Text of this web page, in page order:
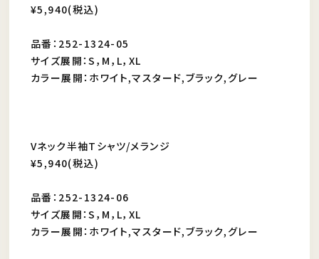
¥5,940(税込)
品番：252-1324-05
サイズ展開：S，M，L，XL
カラー展開：ホワイト,マスタード,ブラック,グレー
Vネック半袖Tシャツ/メランジ
¥5,940(税込)
品番：252-1324-06
サイズ展開：S，M，L，XL
カラー展開：ホワイト,マスタード,ブラック,グレー